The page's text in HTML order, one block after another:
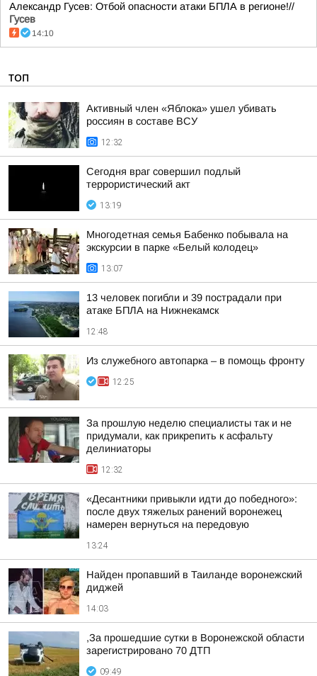
Александр Гусев: Отбой опасности атаки БПЛА в регионе!//
Гусев
14:10
ТОП
Активный член «Яблока» ушел убивать
россиян в составе ВСУ
12:32
Сегодня враг совершил подлый
террористический акт
13:19
Многодетная семья Бабенко побывала на
экскурсии в парке «Белый колодец»
13:07
13 человек погибли и 39 пострадали при
атаке БПЛА на Нижнекамск
12:48
Из служебного автопарка – в помощь фронту
12:25
За прошлую неделю специалисты так и не
придумали, как прикрепить к асфальту
делиниаторы
12:32
«Десантники привыкли идти до победного»:
после двух тяжелых ранений воронежец
намерен вернуться на передовую
13:24
Найден пропавший в Таиланде воронежский
диджей
14:03
,За прошедшие сутки в Воронежской области
зарегистрировано 70 ДТП
09:49